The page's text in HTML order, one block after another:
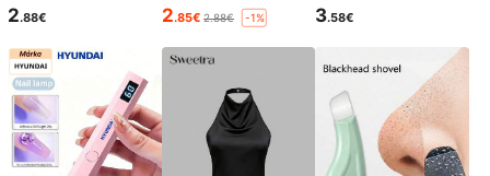
2.88€ 2.85€ 2.88€ -1% 3.58€